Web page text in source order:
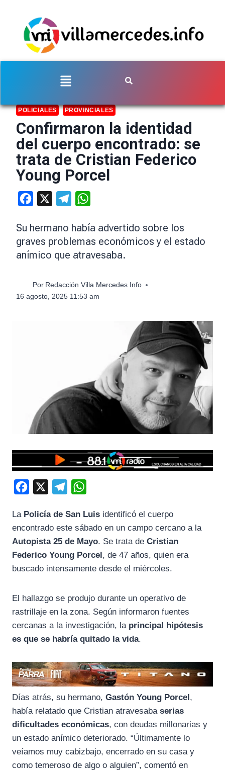
POLICIALES PROVINCIALES
Confirmaron la identidad
del cuerpo encontrado: se
trata de Cristian Federico
Young Porcel
Facebook Telegram
Su hermano había advertido sobre los
graves problemas económicos y el estado
anímico que atravesaba.
Por Redacción Villa Mercedes Info
16 agosto, 2025 11:53 am
c
e
b
l
e
g
a
t
s
La Policía de San Luis identificó el cuerpo
encontrado este sábado en un campo cercano a la
Autopista 25 de Mayo. Se trata de Cristian
Federico Young Porcel, de 47 años, quien era
buscado intensamente desde el miércoles.
El hallazgo se produjo durante un operativo de
rastrillaje en la zona. Según informaron fuentes
cercanas a la investigación, la principal hipótesis
es que se habría quitado la vida.
Días atrás, su hermano, Gastón Young Porcel,
había relatado que Cristian atravesaba serias
dificultades económicas, con deudas millonarias y
un estado anímico deteriorado. “Últimamente lo
veíamos muy cabizbajo, encerrado en su casa y
como temeroso de algo o alguien”, comentó en